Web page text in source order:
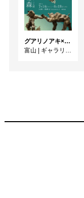
グアリノアキ×桜井裕子 二人展 ふたつの森
富山 | ギャラリー1045 富山